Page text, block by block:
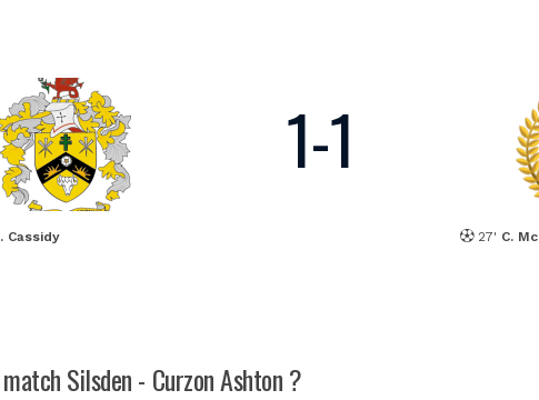
Cassidy
1-1
27' C.
Silsden - Curzon Ashton ?